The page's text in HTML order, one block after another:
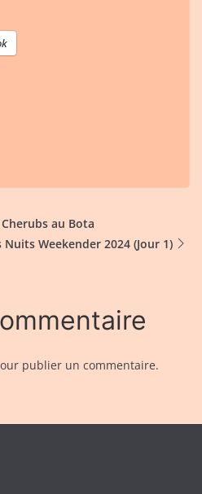
au Bota
Nuits Weekender 2024 (Jour 1)
publier un commentaire.